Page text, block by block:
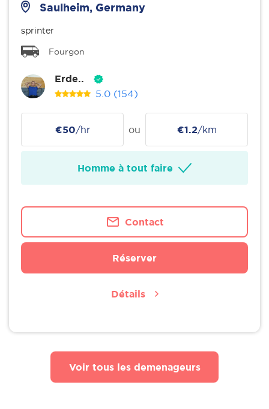
Saulheim, Germany
sprinter
Fourgon
Erde..
5.0 (154)
€50/hr ou €1.2/km
Homme à tout faire
Contact
Réserver
Détails
Voir tous les demenageurs